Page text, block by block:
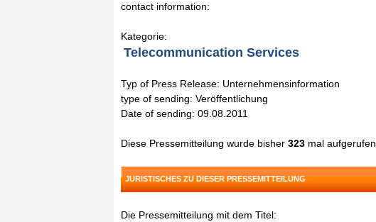
contact information:
Kategorie:
Telecommunication Services
Typ of Press Release: Unternehmensinformation
type of sending: Veröffentlichung
Date of sending: 09.08.2011
Diese Pressemitteilung wurde bisher 323 mal aufgerufen.
JURISTISCHES ZU DIESER PRESSEMITTEILUNG
Die Pressemitteilung mit dem Titel: